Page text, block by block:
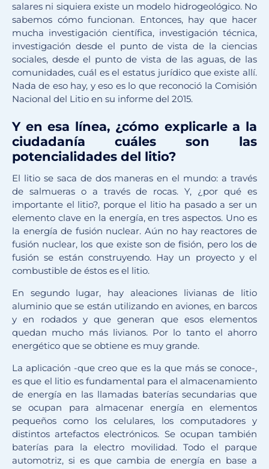
salares ni siquiera existe un modelo hidrogeológico. No
sabemos cómo funcionan. Entonces, hay que hacer
mucha investigación científica, investigación técnica,
investigación desde el punto de vista de la ciencias
sociales, desde el punto de vista de las aguas, de las
comunidades, cuál es el estatus jurídico que existe allí.
Nada de eso hay, y eso es lo que reconoció la Comisión
Nacional del Litio en su informe del 2015.
Y en esa línea, ¿cómo explicarle a la
ciudadanía cuáles son las
potencialidades del litio?
El litio se saca de dos maneras en el mundo: a través
de salmueras o a través de rocas. Y, ¿por qué es
importante el litio?, porque el litio ha pasado a ser un
elemento clave en la energía, en tres aspectos. Uno es
la energía de fusión nuclear. Aún no hay reactores de
fusión nuclear, los que existe son de fisión, pero los de
fusión se están construyendo. Hay un proyecto y el
combustible de éstos es el litio.
En segundo lugar, hay aleaciones livianas de litio
aluminio que se están utilizando en aviones, en barcos
y en rodados y que generan que esos elementos
quedan mucho más livianos. Por lo tanto el ahorro
energético que se obtiene es muy grande.
La aplicación -que creo que es la que más se conoce-,
es que el litio es fundamental para el almacenamiento
de energía en las llamadas baterías secundarias que
se ocupan para almacenar energía en elementos
pequeños como los celulares, los computadores y
distintos artefactos electrónicos. Se ocupan también
baterías para la electro movilidad. Todo el parque
automotriz, si es que cambia de energía en base a